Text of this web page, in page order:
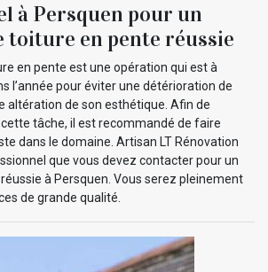
à Persquen pour un
toiture en pente réussie
en pente est une opération qui est à
l’année pour éviter une détérioration de
altération de son esthétique. Afin de
tâche, il est recommandé de faire
dans le domaine. Artisan LT Rénovation
que vous devez contacter pour un
à Persquen. Vous serez pleinement
de grande qualité.